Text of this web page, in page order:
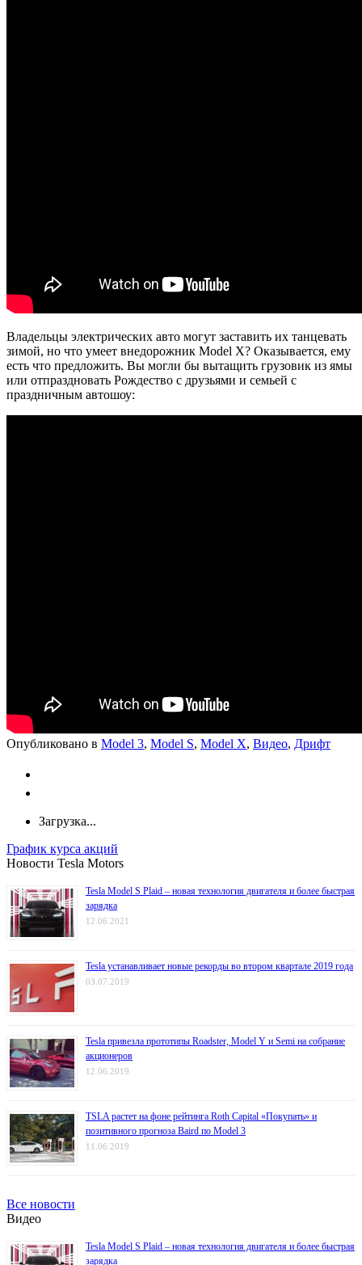
Владельцы электрических авто могут заставить их танцевать
зимой, но что умеет внедорожник Model X? Оказывается, ему
есть что предложить. Вы могли бы вытащить грузовик из ямы
или отпраздновать Рождество с друзьями и семьей с
праздничным автошоу:
Опубликовано в Model 3, Model S, Model X, Видео, Дрифт
Загрузка...
График курса акций
Новости Tesla Motors
Tesla Model S Plaid – новая технология двигателя и более быстрая
зарядка
12.06.2021
Tesla устанавливает новые рекорды во втором квартале 2019 года
03.07.2019
Tesla привезла прототипы Roadster, Model Y и Semi на собрание
акционеров
12.06.2019
TSLA растет на фоне рейтинга Roth Capital «Покупать» и
позитивного прогноза Baird по Model 3
11.06.2019
Все новости
Видео
Tesla Model S Plaid – новая технология двигателя и более быстрая
зарядка